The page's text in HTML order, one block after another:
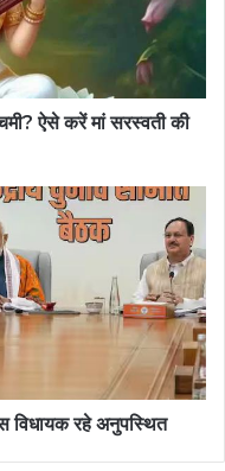
ऐसे करें मां सरस्वती की
विधायक रहे अनुपस्थित